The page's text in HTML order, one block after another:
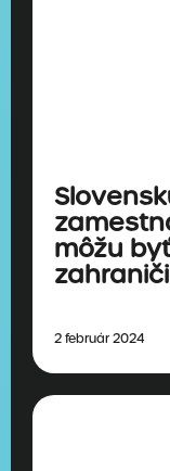
môžu
2 február 2024